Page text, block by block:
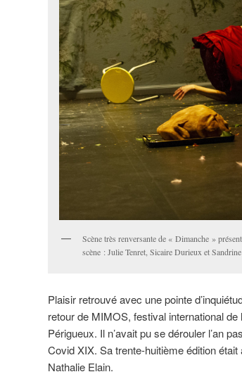
Scène très renversante de « Dimanche »
scène : Julie Tenret, Sicaire Durieux et
Plaisir retrouvé avec une pointe
retour de MIMOS, festival international de
Périgueux. Il n’avait pu se dérouler l’an
Covid XIX. Sa trente-huitième édition
Nathalie Elain.